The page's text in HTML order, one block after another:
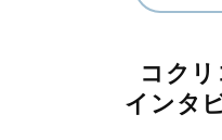
コク
インタ